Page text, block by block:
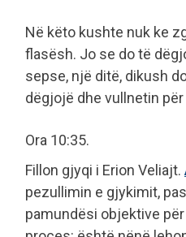
Në këto kushte nuk ke
flasësh. Jo se do të
sepse, një ditë, dikush
dëgjojë dhe vullnetin
Ora 10:35.
Fillon gjyqi i Erion Veliajt.
pezullimin e gjykimit,
pamundësi objektive